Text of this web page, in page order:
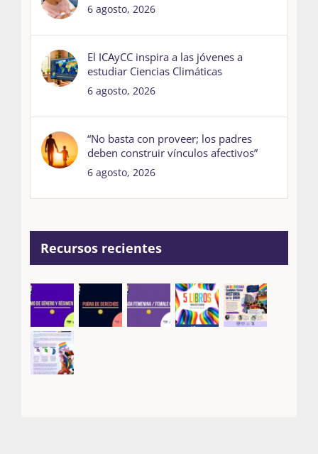
6 agosto, 2026
El ICAyCC inspira a las jóvenes a
estudiar Ciencias Climáticas
6 agosto, 2026
“No basta con proveer; los padres
deben construir vínculos afectivos”
6 agosto, 2026
Recursos recientes